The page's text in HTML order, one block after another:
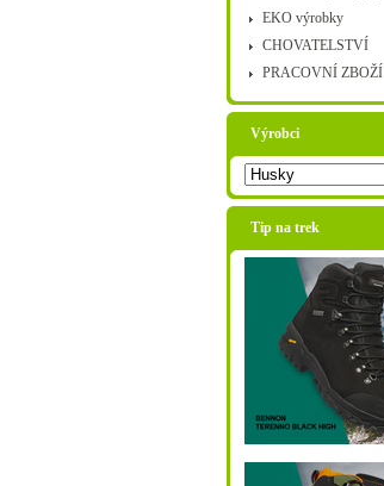
EKO výrobky
CHOVATELSTVÍ
PRACOVNÍ ZBOŽÍ
Výrobci
Tip na trek